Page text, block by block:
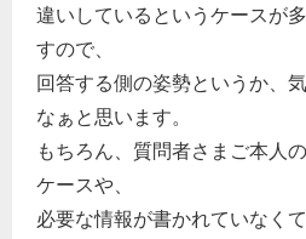
違いしているというケースが
すので、
回答する側の姿勢というか、
なぁと思います。
もちろん、質問者さまご本人
ケースや、
必要な情報が書かれていなく